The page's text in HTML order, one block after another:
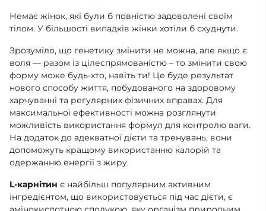
Немає жінок, які були б повністю задоволені своїм
тілом. У більшості випадків жінки хотіли б схуднути.
Зрозуміло, що генетику змінити не можна, але якщо є
воля — разом із цілеспрямованістю – то змінити свою
форму може будь-хто, навіть ти! Це буде результат
нового способу життя, побудованого на здоровому
харчуванні та регулярних фізичних вправах. Для
максимальної ефективності можна розглянути
можливість використання формул для контролю ваги.
На додаток до адекватної дієти та тренувань, вони
допоможуть кращому використанню калорій та
одержанню енергії з жиру.
L-карнітин є найбільш популярним активним
інгредієнтом, що використовується під час дієти, є